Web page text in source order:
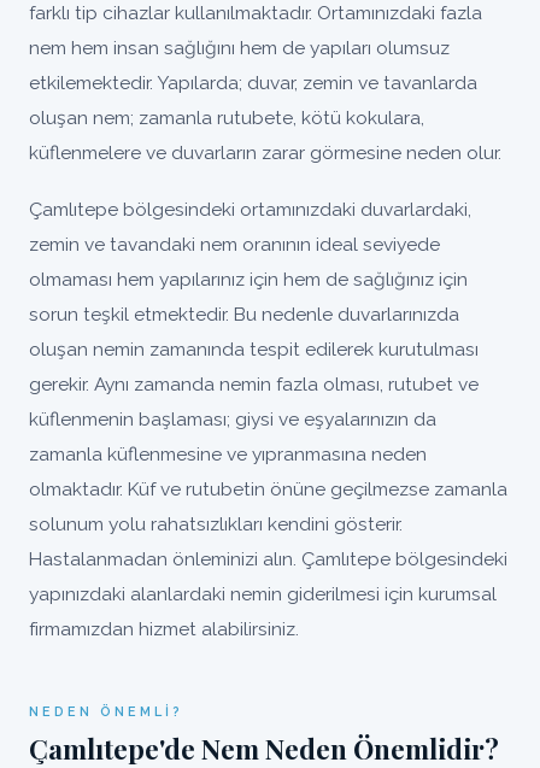
farklı tip cihazlar kullanılmaktadır. Ortamınızdaki fazla
nem hem insan sağlığını hem de yapıları olumsuz
etkilemektedir. Yapılarda; duvar, zemin ve tavanlarda
oluşan nem; zamanla rutubete, kötü kokulara,
küflenmelere ve duvarların zarar görmesine neden olur.
Çamlıtepe bölgesindeki ortamınızdaki duvarlardaki,
zemin ve tavandaki nem oranının ideal seviyede
olmaması hem yapılarınız için hem de sağlığınız için
sorun teşkil etmektedir. Bu nedenle duvarlarınızda
oluşan nemin zamanında tespit edilerek kurutulması
gerekir. Aynı zamanda nemin fazla olması, rutubet ve
küflenmenin başlaması; giysi ve eşyalarınızın da
zamanla küflenmesine ve yıpranmasına neden
olmaktadır. Küf ve rutubetin önüne geçilmezse zamanla
solunum yolu rahatsızlıkları kendini gösterir.
Hastalanmadan önleminizi alın. Çamlıtepe bölgesindeki
yapınızdaki alanlardaki nemin giderilmesi için kurumsal
firmamızdan hizmet alabilirsiniz.
NEDEN ÖNEMLI?
Çamlıtepe'de Nem Neden Önemlidir?